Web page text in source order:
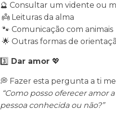
🔮 Consultar um vidente ou
👼 Leituras da alma
🐾 Comunicação com animais
🌟 Outras formas de
3️⃣ Dar amor 💖
💭 Fazer esta pergunta a ti
“Como posso oferecer amor
pessoa conhecida ou não?”